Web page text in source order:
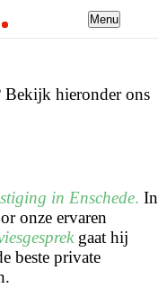
Menu
Bekijk hieronder ons
in Enschede. In
onze ervaren
gaat hij
beste private